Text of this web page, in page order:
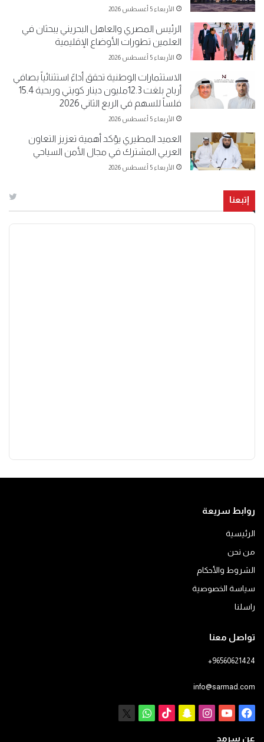
الأربعاء 5 أغسطس 2026
الرئيس المصري والعاهل البحريني يبحثان في
العلمين تطورات الأوضاع الإقليمية
الأربعاء 5 أغسطس 2026
الاستثمارات الوطنية تحقق أداءً استثنائياً بصافي
أرباح بلغت 12.3مليون دينار كويتي وربحية 15.4
فلساً للسهم في الربع الثاني 2026
الأربعاء 5 أغسطس 2026
العميد المطيري يؤكد أهمية تعزيز التعاون
العربي المشترك في مجال الأمن السياحي
الأربعاء 5 أغسطس 2026
إتبعنا
روابط سريعة
الرئيسية
من نحن
الشروط والأحكام
سياسة الخصوصية
راسلنا
تواصل معنا
+96560621424
info@sarmad.com
فيسبوكيوتيوبانستقرام
سناب ‫TikTokواتساب
عن سرمد